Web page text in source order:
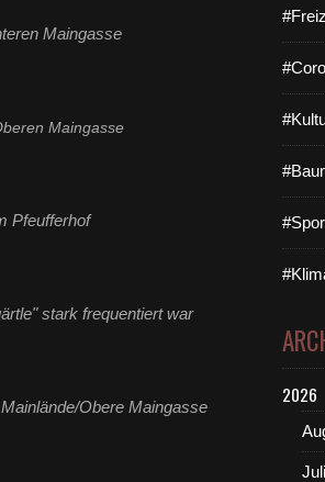
Maingasse
Maingasse
Pfeufferhof
stark frequentiert war
Obere Maingasse
2026
Juli